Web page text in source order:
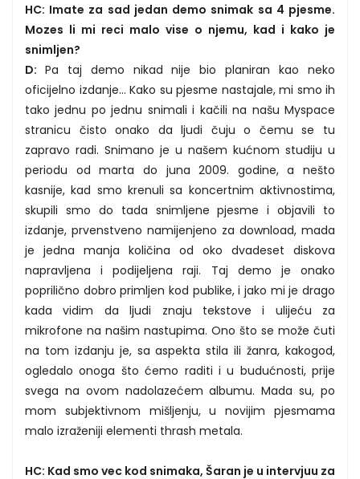
HC: Imate za sad jedan demo snimak sa 4 pjesme.
Mozes li mi reci malo vise o njemu, kad i kako je
snimljen?
D: Pa taj demo nikad nije bio planiran kao neko
oficijelno izdanje... Kako su pjesme nastajale, mi smo ih
tako jednu po jednu snimali i kačili na našu Myspace
stranicu čisto onako da ljudi čuju o čemu se tu
zapravo radi. Snimano je u našem kućnom studiju u
periodu od marta do juna 2009. godine, a nešto
kasnije, kad smo krenuli sa koncertnim aktivnostima,
skupili smo do tada snimljene pjesme i objavili to
izdanje, prvenstveno namijenjeno za download, mada
je jedna manja količina od oko dvadeset diskova
napravljena i podijeljena raji. Taj demo je onako
poprilično dobro primljen kod publike, i jako mi je drago
kada vidim da ljudi znaju tekstove i ulijeću za
mikrofone na našim nastupima. Ono što se može čuti
na tom izdanju je, sa aspekta stila ili žanra, kakogod,
ogledalo onoga što ćemo raditi i u budućnosti, prije
svega na ovom nadolazećem albumu. Mada su, po
mom subjektivnom mišljenju, u novijim pjesmama
malo izraženiji elementi thrash metala.
HC: Kad smo vec kod snimaka, Šaran je u intervjuu za